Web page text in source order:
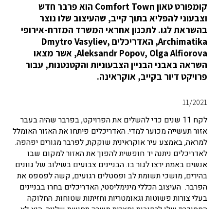
קומפורט טאון Comfort Town הוא פרבר חדש
וצבעוני להפליא בתוך קייב, שהעיצוב שלו נוצר
בהשראת לגו. לתכנון אחראי המשרד המזרח-אירופי
Archimatika, האדריכלים Dmytro Vasyliev,
Aleksandr Popov, Olga Alfiorova, אשר מצאו
השראה באבני הבניין הצבעוניות והקטנטנות, עבור
פרויקט דיור בקייב, אוקראינה.
11/2021
לקח 11 שנים כדי להשלים את הפרויקט, בפרבר שהיה בעבר
אזור תעשייה מכוער למדי. האדריכלים פיתחו את האזור האומלל
למראה, באמצע עיר אוקראינית שוקקת, לפרבר מגורים יפהפה.
לאדריכלים ניתנה יד חופשית להפוך את האזור למקום שבו
אנשים באמת ירצו לגור בו. הבניינים צבועים בשילוב של גוונים
בהירים, מושכי תשומת לב ופסטלים רגועים, קשה לפספס את
הפרבר. העיצוב הכללי מינימליסטי, האדריכלים בחרו בבניינים
בעלי צורות פשוטות וגאומטריות וחזיתות שטוחות. החלוקה